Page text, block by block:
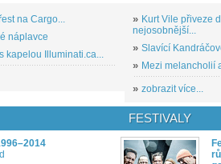
na Cargo...
náplavce
kapelou Illuminati.ca...
» Kurt Vile přiveze
nejosobnější...
» Slavící
» Mezi melancholií
» zobrazit více...
FESTIVALY